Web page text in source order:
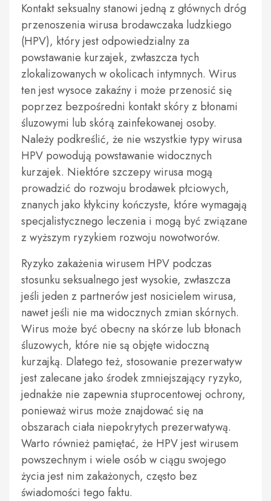
Kontakt seksualny stanowi jedną z głównych dróg
przenoszenia wirusa brodawczaka ludzkiego
(HPV), który jest odpowiedzialny za
powstawanie kurzajek, zwłaszcza tych
zlokalizowanych w okolicach intymnych. Wirus
ten jest wysoce zakaźny i może przenosić się
poprzez bezpośredni kontakt skóry z błonami
śluzowymi lub skórą zainfekowanej osoby.
Należy podkreślić, że nie wszystkie typy wirusa
HPV powodują powstawanie widocznych
kurzajek. Niektóre szczepy wirusa mogą
prowadzić do rozwoju brodawek płciowych,
znanych jako kłykciny kończyste, które wymagają
specjalistycznego leczenia i mogą być związane
z wyższym ryzykiem rozwoju nowotworów.
Ryzyko zakażenia wirusem HPV podczas
stosunku seksualnego jest wysokie, zwłaszcza
jeśli jeden z partnerów jest nosicielem wirusa,
nawet jeśli nie ma widocznych zmian skórnych.
Wirus może być obecny na skórze lub błonach
śluzowych, które nie są objęte widoczną
kurzajką. Dlatego też, stosowanie prezerwatyw
jest zalecane jako środek zmniejszający ryzyko,
jednakże nie zapewnia stuprocentowej ochrony,
ponieważ wirus może znajdować się na
obszarach ciała niepokrytych prezerwatywą.
Warto również pamiętać, że HPV jest wirusem
powszechnym i wiele osób w ciągu swojego
życia jest nim zakażonych, często bez
świadomości tego faktu.